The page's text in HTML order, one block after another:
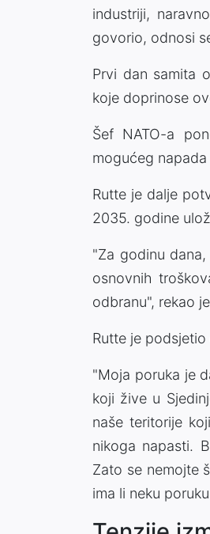
industriji,
govorio, odnosi
Prvi dan samita
koje doprinose
Šef NATO-a
mogućeg
Rutte je dalje
2035. godine
"Za godinu
osnovnih
odbranu", rekao
Rutte je
"Moja poruka je
koji žive u
naše teritorije
nikoga napasti.
Zato se nemojte
ima li neku